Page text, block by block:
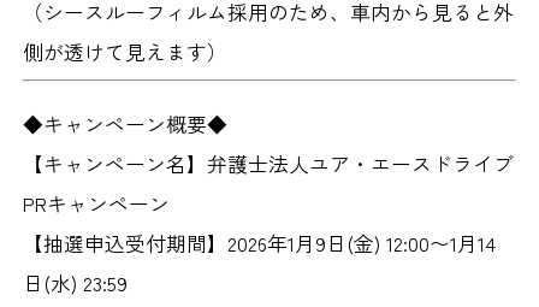
（シースルーフィルム採用のため、車内から見ると外
側が透けて見えます）
◆キャンペーン概要◆
【キャンペーン名】弁護士法人ユア・エースドライブ
PRキャンペーン
【抽選申込受付期間】 2026年1月9日(金) 12:00〜1月14
日(水) 23:59